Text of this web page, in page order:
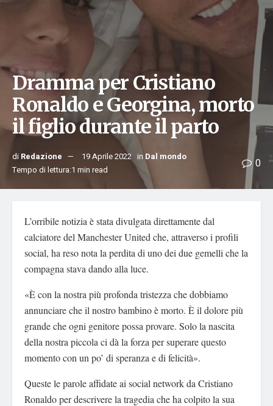
Dramma per Cristiano
Ronaldo e Georgina, morto
il figlio durante il parto
di Redazione 19 Aprile 2022 in Dal mondo
Tempo di lettura:1 min read
0
L’orribile notizia è stata divulgata direttamente dal
calciatore del Manchester United che, attraverso i profili
social, ha reso nota la perdita di uno dei due gemelli che la
compagna stava dando alla luce.
«È con la nostra più profonda tristezza che dobbiamo
annunciare che il nostro bambino è morto. È il dolore più
grande che ogni genitore possa provare. Solo la nascita
della nostra piccola ci dà la forza per superare questo
momento con un po’ di speranza e di felicità».
Queste le parole affidate ai social network da Cristiano
Ronaldo per descrivere la tragedia che ha colpito la sua